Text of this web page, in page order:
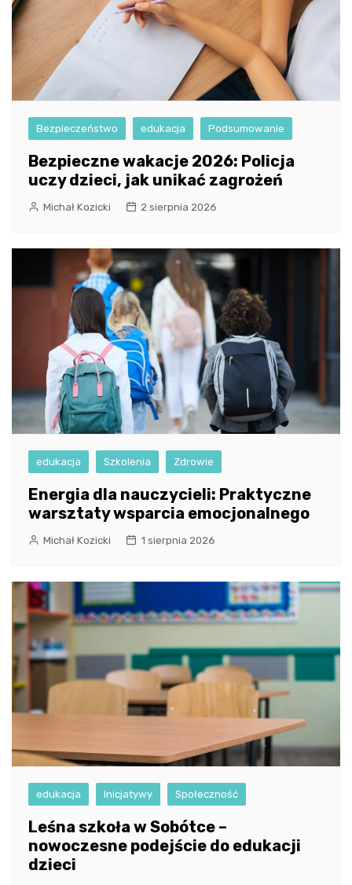
Bezpieczeństwo edukacja Podsumowanie
Bezpieczne wakacje 2026: Policja
uczy dzieci, jak unikać zagrożeń
Michał Kozicki 2 sierpnia 2026
edukacja Szkolenia Zdrowie
Energia dla nauczycieli: Praktyczne
warsztaty wsparcia emocjonalnego
Michał Kozicki 1 sierpnia 2026
edukacja Inicjatywy Społeczność
Leśna szkoła w Sobótce –
nowoczesne podejście do edukacji
dzieci